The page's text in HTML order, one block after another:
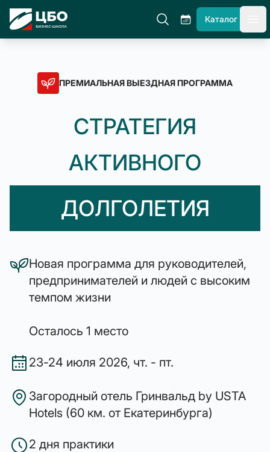
ЦБО Бизнес-Школа Каталог
ПРЕМИАЛЬНАЯ ВЫЕЗДНАЯ ПРОГРАММА
СТРАТЕГИЯ
АКТИВНОГО
ДОЛГОЛЕТИЯ
Новая программа для руководителей,
предпринимателей и людей с высоким
темпом жизни
Осталось 1 место
23-24 июля 2026, чт. - пт.
Загородный отель Гринвальд by USTA
Hotels (60 км. от Екатеринбурга)
2 дня практики